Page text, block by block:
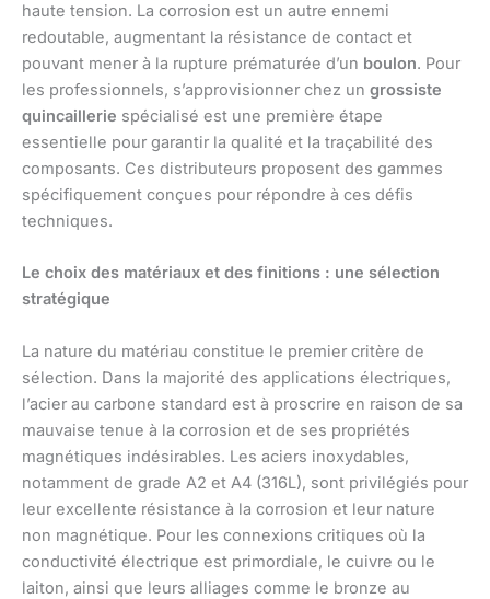
haute tension. La corrosion est un autre ennemi
redoutable, augmentant la résistance de contact et
pouvant mener à la rupture prématurée d’un boulon. Pour
les professionnels, s’approvisionner chez un grossiste
quincaillerie spécialisé est une première étape
essentielle pour garantir la qualité et la traçabilité des
composants. Ces distributeurs proposent des gammes
spécifiquement conçues pour répondre à ces défis
techniques.
Le choix des matériaux et des finitions : une sélection
stratégique
La nature du matériau constitue le premier critère de
sélection. Dans la majorité des applications électriques,
l’acier au carbone standard est à proscrire en raison de sa
mauvaise tenue à la corrosion et de ses propriétés
magnétiques indésirables. Les aciers inoxydables,
notamment de grade A2 et A4 (316L), sont privilégiés pour
leur excellente résistance à la corrosion et leur nature
non magnétique. Pour les connexions critiques où la
conductivité électrique est primordiale, le cuivre ou le
laiton, ainsi que leurs alliages comme le bronze au